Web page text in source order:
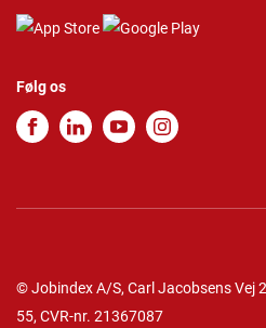
Følg os
© Jobindex A/S, Carl Jacobsens Vej
55, CVR-nr. 21367087